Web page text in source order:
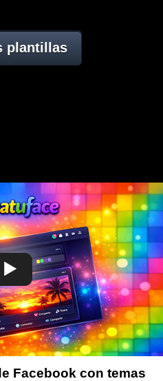
plantillas
Facebook con temas